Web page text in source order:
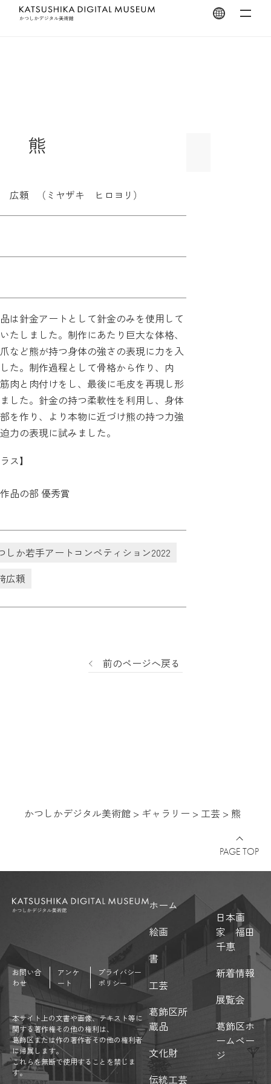
熊
広頼 （ミヤザキ ヒロヨリ）
は針金アートとして針金のみを使用して
たしました。制作にあたり巨大な体格、
など熊が持つ身体の強さの表現に力を入
た。制作過程として骨格から作り、内
肉と肉付けをし、最後に毛皮を再現し形
した。針金の持つ柔軟性を利用し、身体
を作り、より本物に近づけ熊の持つ力強
力の表現に試みました。
ス】
品の部 優秀賞
しか若手アートコンペティション2022
広頼
前のページへ戻る
かつしかデジタル美術館 > ギャラリー > 工芸 > 熊
PAGE TOP
お問い合
わせ
アンケ
ート
プライバシー
ポリシー
本サイト上の文書や画像、テキスト等に
関する著作権その他の権利は、
葛飾区または作の著作者その他の権利者
に帰属します。
これらを無断で使用することを禁じま
す。
ホーム
絵画
書
工芸
葛飾区所
蔵品
文化財
伝統工芸
日本画
家 福田
千惠
新着情報
展覧会
葛飾区ホ
ームペー
ジ